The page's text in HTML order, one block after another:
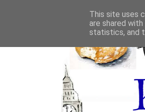
This site uses
are shared
statistics, and